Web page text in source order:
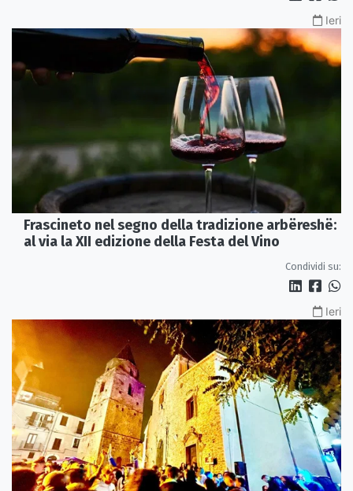
Ieri
Frascineto nel segno della tradizione arbëreshë:
al via la XII edizione della Festa del Vino
Condividi su:
Ieri